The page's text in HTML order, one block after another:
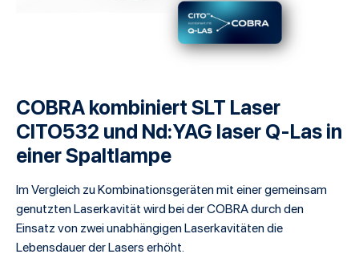
COBRA kombiniert SLT Laser
CITO532 und Nd:YAG laser Q-Las in
einer Spaltlampe
Im Vergleich zu Kombinationsgeräten mit einer gemeinsam
genutzten Laserkavität wird bei der COBRA durch den
Einsatz von zwei unabhängigen Laserkavitäten die
Lebensdauer der Lasers erhöht.